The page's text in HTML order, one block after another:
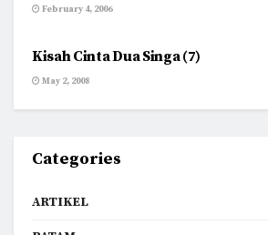
February 4, 2006
Kisah Cinta Dua Singa (7)
May 2, 2008
Categories
ARTIKEL